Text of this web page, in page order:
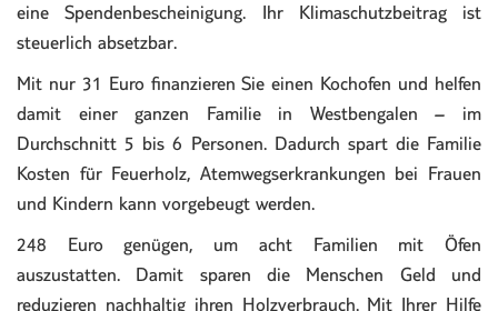
eine Spendenbescheinigung. Ihr Klimaschutzbeitrag ist
steuerlich absetzbar.
Mit nur 31 Euro finanzieren Sie einen Kochofen und helfen
damit einer ganzen Familie in Westbengalen – im
Durchschnitt 5 bis 6 Personen. Dadurch spart die Familie
Kosten für Feuerholz, Atemwegserkrankungen bei Frauen
und Kindern kann vorgebeugt werden.
248 Euro genügen, um acht Familien mit Öfen
auszustatten. Damit sparen die Menschen Geld und
reduzieren nachhaltig ihren Holzverbrauch. Mit Ihrer Hilfe